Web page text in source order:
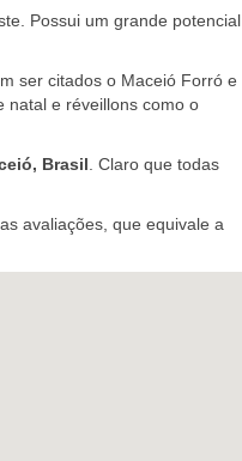
Possui um grande potencial
ser citados o Maceió Forró e
natal e réveillons como o
Brasil . Claro que todas
avaliações, que equivale a